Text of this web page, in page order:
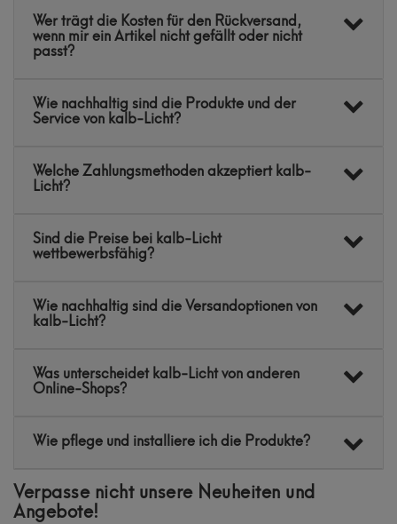
Wer trägt die Kosten für den Rückversand,
wenn mir ein Artikel nicht gefällt oder nicht
passt?
Wie nachhaltig sind die Produkte und der
Service von kalb-Licht?
Welche Zahlungsmethoden akzeptiert kalb-
Licht?
Sind die Preise bei kalb-Licht
wettbewerbsfähig?
Wie nachhaltig sind die Versandoptionen von
kalb-Licht?
Was unterscheidet kalb-Licht von anderen
Online-Shops?
Wie pflege und installiere ich die Produkte?
Verpasse nicht unsere Neuheiten und
Angebote!